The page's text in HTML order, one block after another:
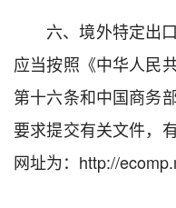
六、境外特定出
应当按照《中华人民
第十六条和中国商务
要求提交有关文件，
网址为：http://